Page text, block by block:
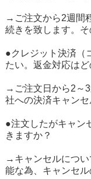
→ご注文から2週間
続きを致します。そ
●クレジット決済（
たい。返金対応は
→ご注文日から2～
社への決済キャンセ
●注文したがキャン
きますか？
→キャンセルにつ
能な為、キャンセル